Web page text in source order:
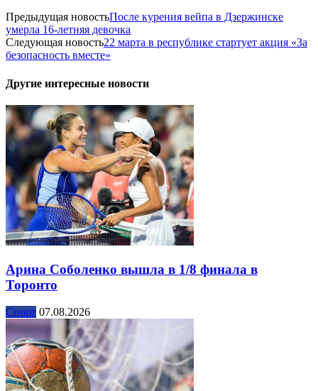
Предыдущая новостьПосле курения вейпа в Дзержинске
умерла 16-летняя девочка
Следующая новость22 марта в республике стартует акция «За
безопасность вместе»
Другие интересные новости
Арина Соболенко вышла в 1/8 финала в
Торонто
Спорт 07.08.2026